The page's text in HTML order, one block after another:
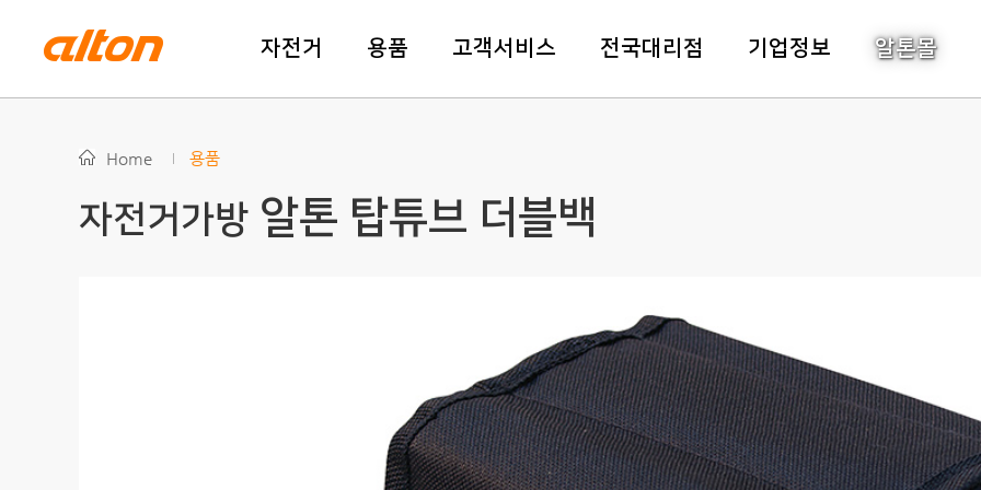
자전거 용품 고객서비스 전국대리점 기업정보 알톤몰
Home 용품
자전거가방 알톤 탑튜브 더블백